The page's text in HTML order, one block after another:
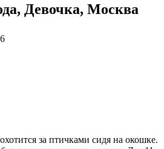
Девочка, Москва
за птичками сидя на окошке.